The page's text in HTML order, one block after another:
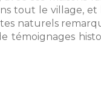
tout le village, et
naturels
témoignages